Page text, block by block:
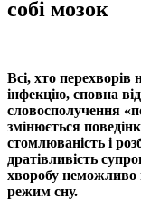
собі мозок
Всі, хто перехворів
інфекцію, сповна
словосполучення
змінюється
стомлюваність і
дратівливість
хворобу
режим сну.